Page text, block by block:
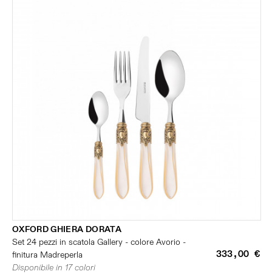
OXFORD GHIERA DORATA
Set 24 pezzi in scatola Gallery - colore Avorio -
finitura Madreperla
333,00 €
Disponibile in 17 colori